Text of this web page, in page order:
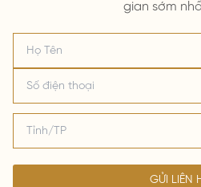
gian sớm
GỬI LIÊN